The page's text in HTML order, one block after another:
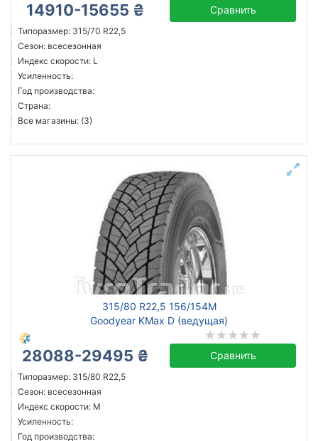
14910-15655 ₴ Сравнить
Типоразмер: 315/70 R22,5
Сезон: всесезонная
Индекс скорости: L
Усиленность:
Год производства:
Страна:
Все магазины: (3)
315/80 R22,5 156/154M
Goodyear KMax D (ведущая)
28088-29495 ₴ Сравнить
Типоразмер: 315/80 R22,5
Сезон: всесезонная
Индекс скорости: M
Усиленность:
Год производства: